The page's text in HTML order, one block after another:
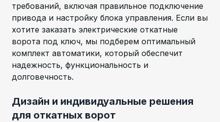
требований, включая правильное подключение
привода и настройку блока управления. Если вы
хотите заказать электрические откатные
ворота под ключ, мы подберем оптимальный
комплект автоматики, который обеспечит
надежность, функциональность и
долговечность.
Дизайн и индивидуальные решения
для откатных ворот